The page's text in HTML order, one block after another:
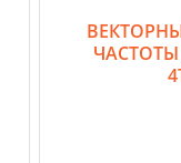
ЧАСТОТЫ